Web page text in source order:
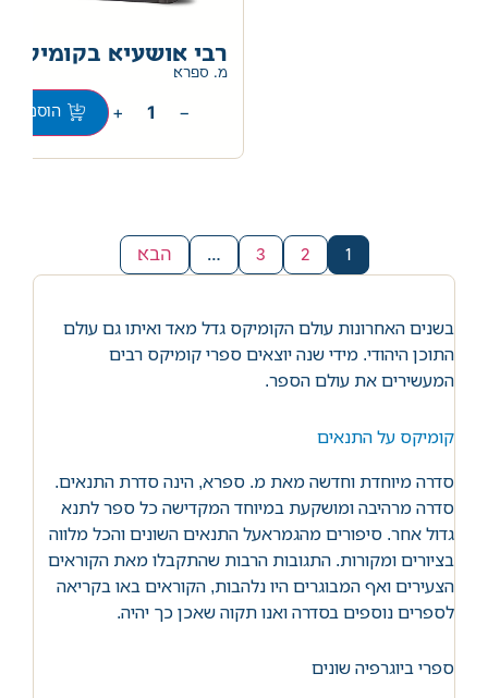
רבי אושעיא בקומיקס
מ. ספרא
−
+ הוספה
1
2
3
… הבא
בשנים האחרונות עולם הקומיקס גדל מאד ואיתו גם עולם
התוכן היהודי. מידי שנה יוצאים ספרי קומיקס רבים
המעשירים את עולם הספר.
קומיקס על התנאים
סדרה מיוחדת וחדשה מאת מ. ספרא, הינה סדרת התנאים.
סדרה מרהיבה ומושקעת במיוחד המקדישה כל ספר לתנא
גדול אחר. סיפורים מהגמראעל התנאים השונים והכל מלווה
בציורים ומקורות. התגובות הרבות שהתקבלו מאת הקוראים
הצעירים ואף המבוגרים היו נלהבות, הקוראים באו בקריאה
לספרים נוספים בסדרה ואנו תקוה שאכן כך יהיה.
ספרי ביוגרפיה שונים